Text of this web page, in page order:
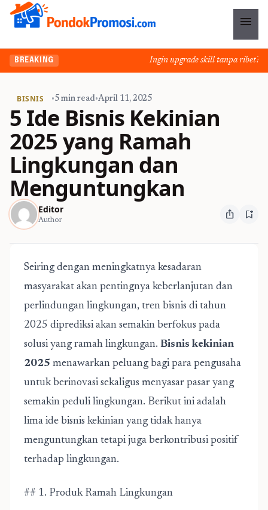
menu
BREAKING Ingin upgrade skill tanpa ribet?
BISNIS •5 min read•April 11, 2025
5 Ide Bisnis Kekinian
2025 yang Ramah
Lingkungan dan
Menguntungkan
Editor
Author ios_share bookmark_add
Seiring dengan meningkatnya kesadaran
masyarakat akan pentingnya keberlanjutan dan
perlindungan lingkungan, tren bisnis di tahun
2025 diprediksi akan semakin berfokus pada
solusi yang ramah lingkungan. Bisnis kekinian
2025 menawarkan peluang bagi para pengusaha
untuk berinovasi sekaligus menyasar pasar yang
semakin peduli lingkungan. Berikut ini adalah
lima ide bisnis kekinian yang tidak hanya
menguntungkan tetapi juga berkontribusi positif
terhadap lingkungan.
## 1. Produk Ramah Lingkungan